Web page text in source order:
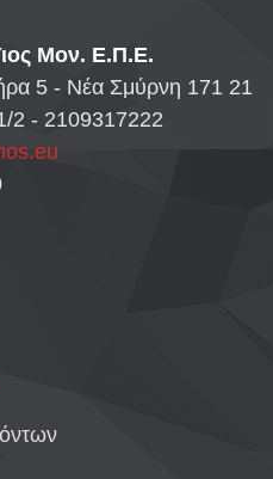
Μον. Ε.Π.Ε.
5 - Νέα Σμύρνη 171 21
2 - 2109317222